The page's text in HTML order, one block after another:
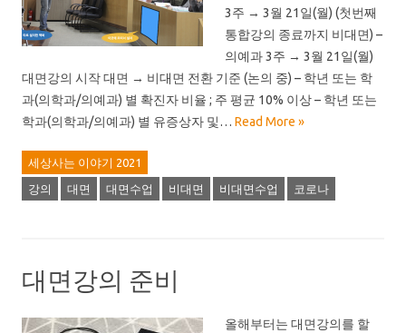
3주 → 3월 21일(월) (첫번째
통합강의 종료까지 비대면) –
의예과 3주 → 3월 21일(월)
대면강의 시작 대면 → 비대면 전환 기준 (논의 중) – 학년 또는 학
과(의학과/의예과) 별 확진자 비율 ; 주 평균 10% 이상 – 학년 또는
학과(의학과/의예과) 별 유증상자 및… Read More »
세상사는 이야기 2021
강의 대면 대면수업 비대면 비대면수업 코로나
대면강의 준비
올해부터는 대면강의를 할